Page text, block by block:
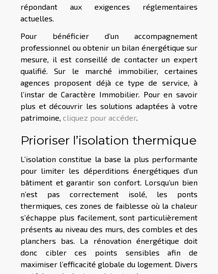
répondant aux exigences réglementaires
actuelles.
Pour bénéficier d’un accompagnement
professionnel ou obtenir un bilan énergétique sur
mesure, il est conseillé de contacter un expert
qualifié. Sur le marché immobilier, certaines
agences proposent déjà ce type de service, à
l’instar de Caractère Immobilier. Pour en savoir
plus et découvrir les solutions adaptées à votre
patrimoine, cliquez pour accéder.
Prioriser l’isolation thermique
L’isolation constitue la base la plus performante
pour limiter les déperditions énergétiques d’un
bâtiment et garantir son confort. Lorsqu’un bien
n’est pas correctement isolé, les ponts
thermiques, ces zones de faiblesse où la chaleur
s’échappe plus facilement, sont particulièrement
présents au niveau des murs, des combles et des
planchers bas. La rénovation énergétique doit
donc cibler ces points sensibles afin de
maximiser l’efficacité globale du logement. Divers